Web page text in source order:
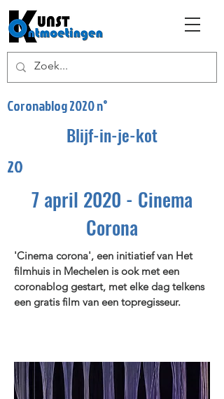
Coronablog 2020 n°
Blijf-in-je-kot
20
7 april 2020 - Cinema
Corona
'Cinema corona', een initiatief van Het
filmhuis in Mechelen is ook met een
coronablog gestart, met elke dag telkens
een gratis film van een topregisseur.